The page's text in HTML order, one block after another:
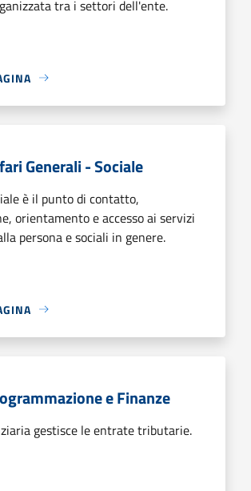
tra i settori dell'ente.
Generali - Sociale
è il punto di contatto,
orientamento e accesso ai servizi
persona e sociali in genere.
e Finanze
gestisce le entrate tributarie.